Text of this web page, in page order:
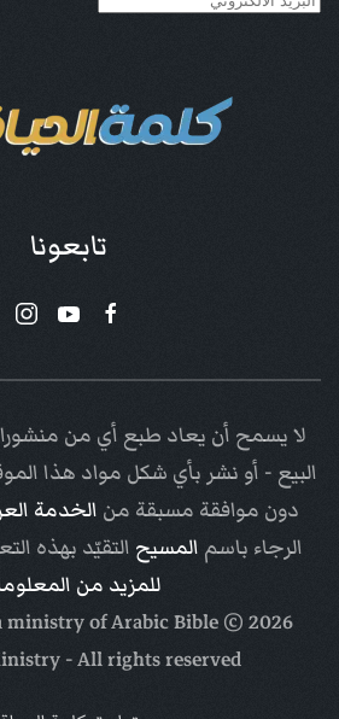
تابعونا
لا يسمح أن يعاد طبع أي من
البيع - أو نشر بأي شكل مواد هذا
دون موافقة مسبقة من الخدمة
الرجاء باسم المسيح التقيّد بهذه
للمزيد من
2026
© Kalimat Alhayat a ministry of
Arabic Bible
- All rights reserved